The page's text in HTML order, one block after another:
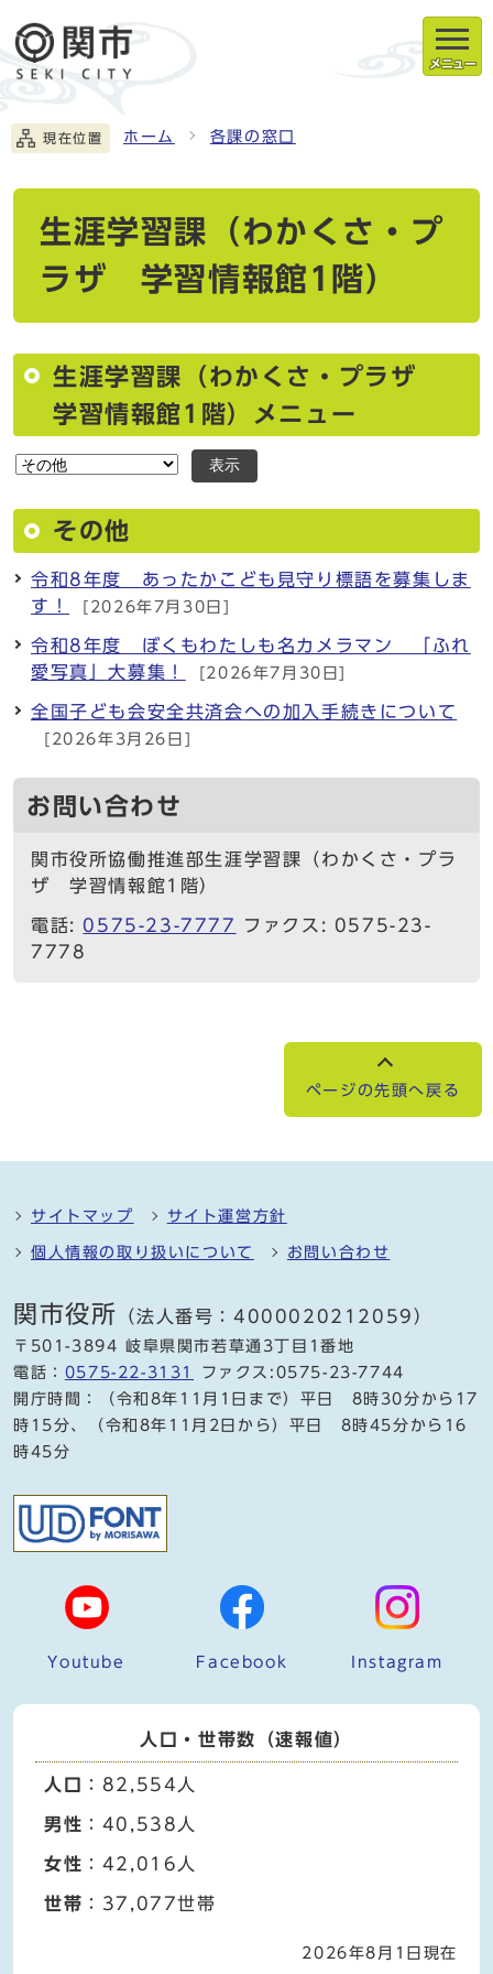
メニュー
現在位置 ホーム 各課の窓口
生涯学習課（わかくさ・プ
ラザ 学習情報館1階）
生涯学習課（わかくさ・プラザ
学習情報館1階）メニュー
表示
その他
令和8年度 あったかこども見守り標語を募集しま
す！
[2026年7月30日]
令和8年度 ぼくもわたしも名カメラマン 「ふれ
愛写真」大募集！
[2026年7月30日]
全国子ども会安全共済会への加入手続きについて
[2026年3月26日]
お問い合わせ
関市役所協働推進部生涯学習課（わかくさ・プラ
ザ 学習情報館1階）
電話: 0575-23-7777
ファクス: 0575-23-
7778
ページの先頭へ戻る
サイトマップ サイト運営方針
個人情報の取り扱いについて お問い合わせ
関市役所 （法人番号：4000020212059）
〒501-3894 岐阜県関市若草通3丁目1番地
電話： 0575-22-3131
ファクス:0575-23-7744
開庁時間：（令和8年11月1日まで）平日 8時30分から17
時15分、（令和8年11月2日から）平日 8時45分から16
時45分
Youtube Facebook Instagram
人口・世帯数（速報値）
人口 ：82,554人
男性 ：40,538人
女性 ：42,016人
世帯 ：37,077世帯
2026年8月1日現在